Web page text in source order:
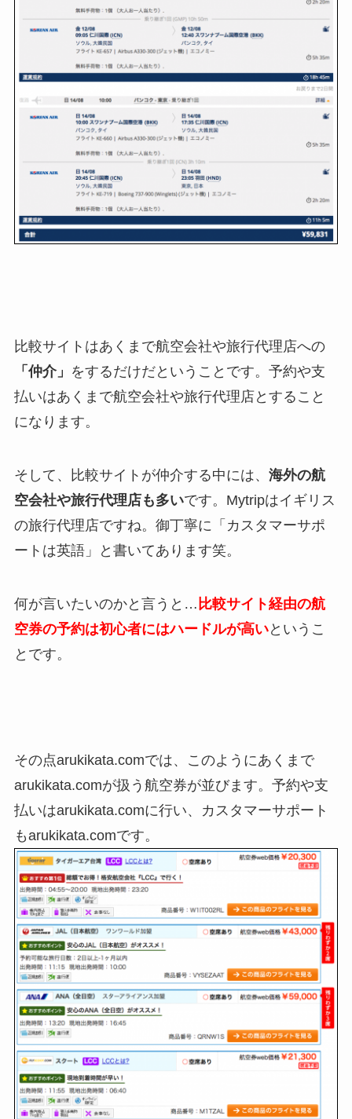
比較サイトはあくまで航空会社や旅行代理店への
「仲介」 をするだけだということです。予約や支
払いはあくまで航空会社や旅行代理店とすること
になります。
そして、比較サイトが仲介する中には、 海外の航
空会社や旅行代理店も多いです。Mytripはイギリス
の旅行代理店ですね。御丁寧に「カスタマーサポ
ートは英語」と書いてあります笑。
何が言いたいのかと言うと… 比較サイト経由の航
空券の予約は初心者にはハードルが高いというこ
とです。
その点arukikata.comでは、このようにあくまで
arukikata.comが扱う航空券が並びます。予約や支
払いはarukikata.comに行い、カスタマーサポート
もarukikata.comです。